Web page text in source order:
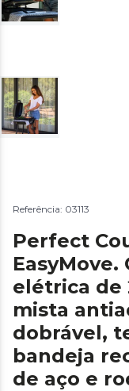
Referência: 03113
Perfect
EasyMove.
elétrica de
mista
dobrável,
bandeja
de aço e